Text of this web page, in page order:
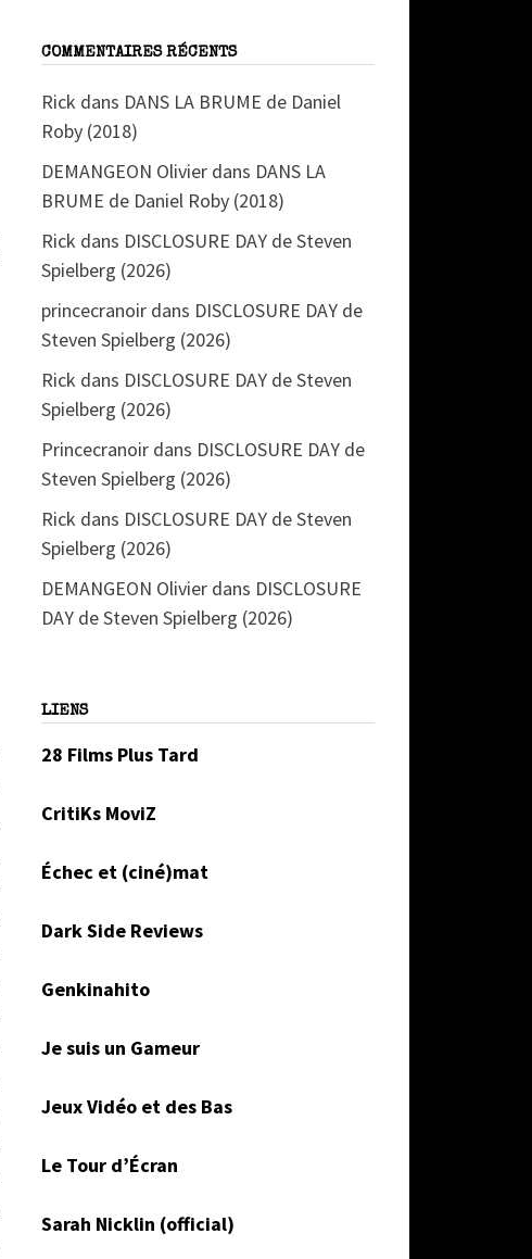
COMMENTAIRES RÉCENTS
Rick dans DANS LA BRUME de Daniel
Roby (2018)
DEMANGEON Olivier dans DANS LA
BRUME de Daniel Roby (2018)
Rick dans DISCLOSURE DAY de Steven
Spielberg (2026)
princecranoir dans DISCLOSURE DAY de
Steven Spielberg (2026)
Rick dans DISCLOSURE DAY de Steven
Spielberg (2026)
Princecranoir dans DISCLOSURE DAY de
Steven Spielberg (2026)
Rick dans DISCLOSURE DAY de Steven
Spielberg (2026)
DEMANGEON Olivier dans DISCLOSURE
DAY de Steven Spielberg (2026)
LIENS
28 Films Plus Tard
CritiKs MoviZ
Échec et (ciné)mat
Dark Side Reviews
Genkinahito
Je suis un Gameur
Jeux Vidéo et des Bas
Le Tour d’Écran
Sarah Nicklin (official)